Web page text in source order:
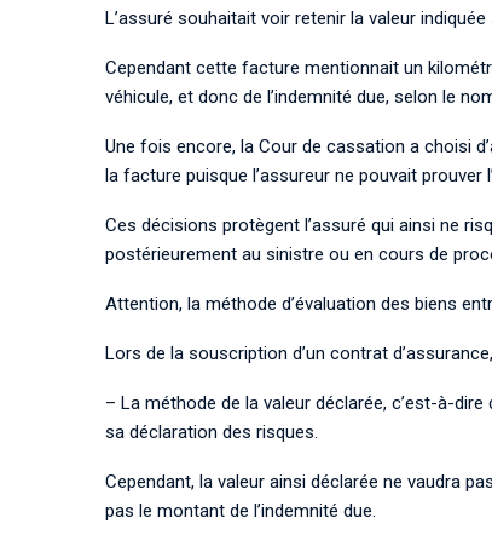
L’assuré souhaitait voir retenir la valeur
Cependant cette facture mentionnait un
véhicule, et donc de l’indemnité due, selon le
Une fois encore, la Cour de cassation a choisi
la facture puisque l’assureur ne pouvait prouver
Ces décisions protègent l’assuré qui ainsi ne
postérieurement au sinistre ou en cours de
Attention, la méthode d’évaluation des biens
Lors de la souscription d’un contrat d’assurance,
– La méthode de la valeur déclarée, c’est-à-dire
sa déclaration des risques.
Cependant, la valeur ainsi déclarée ne vaudra
pas le montant de l’indemnité due.